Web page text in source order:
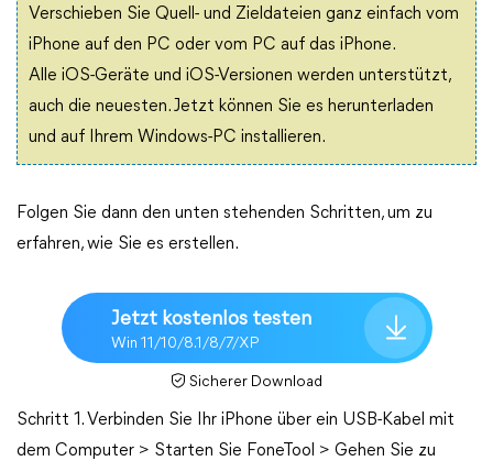
Verschieben Sie Quell- und Zieldateien ganz einfach vom
iPhone auf den PC oder vom PC auf das iPhone.
Alle iOS-Geräte und iOS-Versionen werden unterstützt,
auch die neuesten. Jetzt können Sie es herunterladen
und auf Ihrem Windows-PC installieren.
Folgen Sie dann den unten stehenden Schritten, um zu
erfahren, wie Sie es erstellen.
Jetzt kostenlos testen
Win 11/10/8.1/8/7/XP
Sicherer Download
Schritt 1. Verbinden Sie Ihr iPhone über ein USB-Kabel mit
dem Computer > Starten Sie FoneTool > Gehen Sie zu